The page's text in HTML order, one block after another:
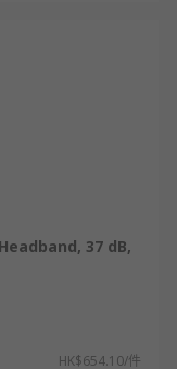
37 dB,
HK$654.10/件